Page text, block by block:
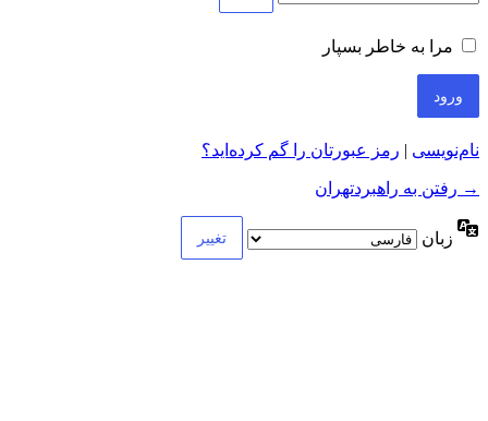
مرا به خاطر بسپار
نام‌نویسی | رمز عبورتان را گم کرده‌اید؟
→ رفتن به راهبردتهران
زبان